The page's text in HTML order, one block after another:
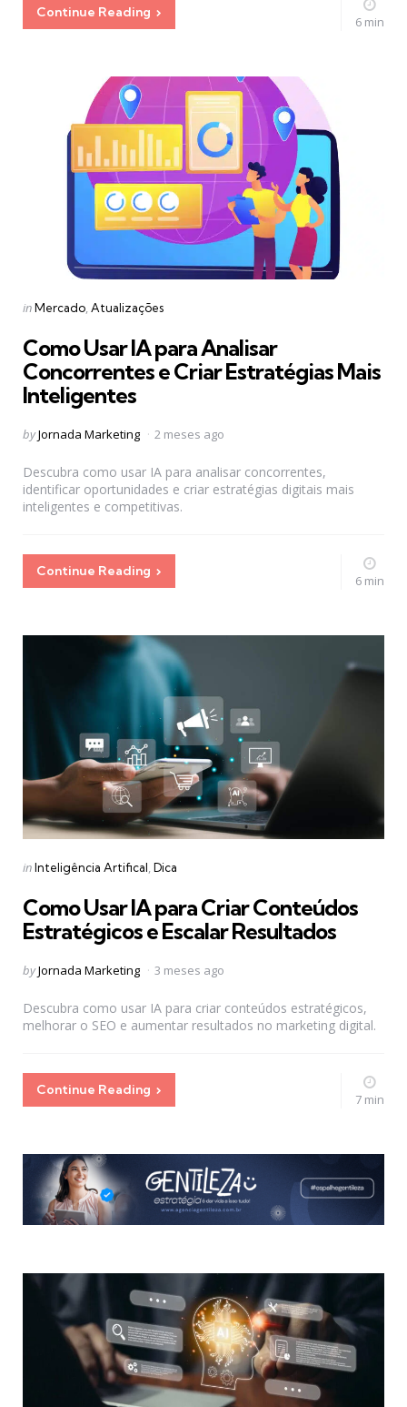
Continue Reading
6 min
Categories
Posted
inMercado Atualizações
Como Usar IA para Analisar
Concorrentes e Criar Estratégias Mais
Inteligentes
Posted
byJornada Marketing 2 meses ago
Descubra como usar IA para analisar concorrentes,
identificar oportunidades e criar estratégias digitais mais
inteligentes e competitivas.
Continue Reading
6 min
Categories
Posted
inInteligência Artifical Dica
Como Usar IA para Criar Conteúdos
Estratégicos e Escalar Resultados
Posted
byJornada Marketing 3 meses ago
Descubra como usar IA para criar conteúdos estratégicos,
melhorar o SEO e aumentar resultados no marketing digital.
Continue Reading
7 min